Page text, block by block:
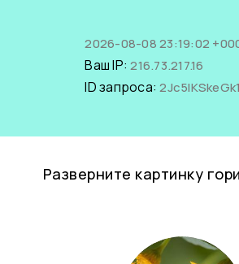
2026-08-08 23:19:02
Ваш IP:216.73.217.16
ID запроса:2Jc5IKSkeGk1
Разверните картинку